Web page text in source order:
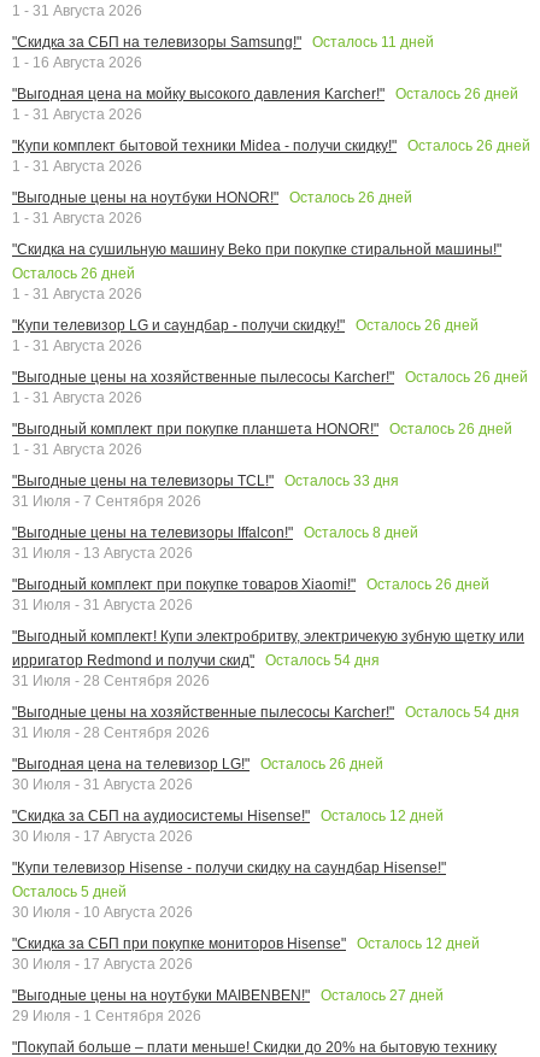
1 - 31 Августа 2026
"Скидка за СБП на телевизоры Samsung!"
Осталось 11 дней
1 - 16 Августа 2026
"Выгодная цена на мойку высокого давления Karcher!"
Осталось 26 дней
1 - 31 Августа 2026
"Купи комплект бытовой техники Midea - получи скидку!"
Осталось 26 дней
1 - 31 Августа 2026
"Выгодные цены на ноутбуки HONOR!"
Осталось 26 дней
1 - 31 Августа 2026
"Скидка на сушильную машину Beko при покупке стиральной машины!"
Осталось 26 дней
1 - 31 Августа 2026
"Купи телевизор LG и саундбар - получи скидку!"
Осталось 26 дней
1 - 31 Августа 2026
"Выгодные цены на хозяйственные пылесосы Karcher!"
Осталось 26 дней
1 - 31 Августа 2026
"Выгодный комплект при покупке планшета HONOR!"
Осталось 26 дней
1 - 31 Августа 2026
"Выгодные цены на телевизоры TCL!"
Осталось 33 дня
31 Июля - 7 Сентября 2026
"Выгодные цены на телевизоры Iffalcon!"
Осталось 8 дней
31 Июля - 13 Августа 2026
"Выгодный комплект при покупке товаров Xiaomi!"
Осталось 26 дней
31 Июля - 31 Августа 2026
"Выгодный комплект! Купи электробритву, электричекую зубную щетку или
ирригатор Redmond и получи скид"
Осталось 54 дня
31 Июля - 28 Сентября 2026
"Выгодные цены на хозяйственные пылесосы Karcher!"
Осталось 54 дня
31 Июля - 28 Сентября 2026
"Выгодная цена на телевизор LG!"
Осталось 26 дней
30 Июля - 31 Августа 2026
"Скидка за СБП на аудиосистемы Hisense!"
Осталось 12 дней
30 Июля - 17 Августа 2026
"Купи телевизор Hisense - получи скидку на саундбар Hisense!"
Осталось 5 дней
30 Июля - 10 Августа 2026
"Скидка за СБП при покупке мониторов Hisense"
Осталось 12 дней
30 Июля - 17 Августа 2026
"Выгодные цены на ноутбуки MAIBENBEN!"
Осталось 27 дней
29 Июля - 1 Сентября 2026
"Покупай больше – плати меньше! Скидки до 20% на бытовую технику